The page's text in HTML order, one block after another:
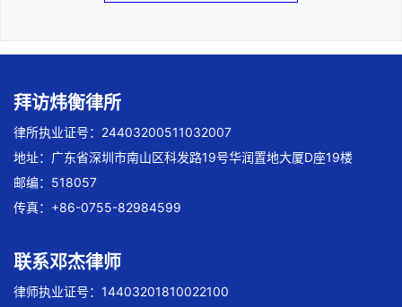
拜访炜衡律所
律所执业证号：24403200511032007
地址：广东省深圳市南山区科发路19号华润置地大厦D座19楼
邮编：518057
传真：+86-0755-82984599
联系邓杰律师
律师执业证号：14403201810022100